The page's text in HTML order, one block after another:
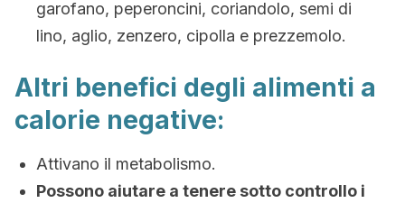
garofano, peperoncini, coriandolo, semi di
lino, aglio, zenzero, cipolla e prezzemolo.
Altri benefici degli alimenti a
calorie negative:
Attivano il metabolismo.
Possono aiutare a tenere sotto controllo i